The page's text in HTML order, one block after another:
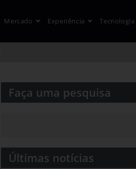
Mercado Experiência Tecnologia
Faça uma pesquisa​​
Últimas notícias